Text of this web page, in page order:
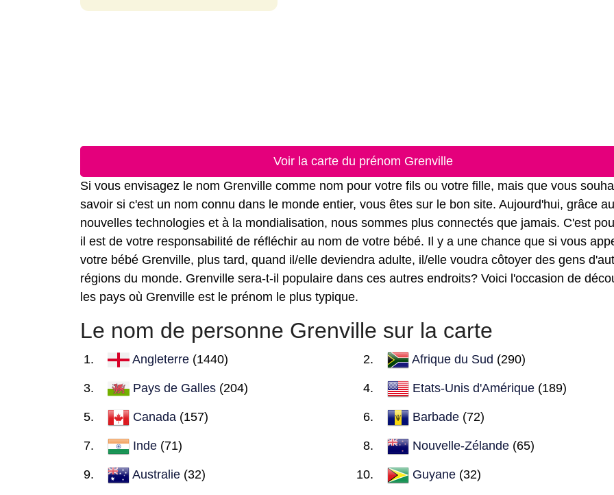
Voir la carte du prénom Grenville
Si vous envisagez le nom Grenville comme nom pour votre fils ou votre fille, mais que vous
savoir si c'est un nom connu dans le monde entier, vous êtes sur le bon site. Aujourd'hui, grâce
nouvelles technologies et à la mondialisation, nous sommes plus connectés que jamais. C'est
il est de votre responsabilité de réfléchir au nom de votre bébé. Il y a une chance que si vous
votre bébé Grenville, plus tard, quand il/elle deviendra adulte, il/elle voudra côtoyer des gens
régions du monde. Grenville sera-t-il populaire dans ces autres endroits? Voici l'occasion de
les pays où Grenville est le prénom le plus typique.
Le nom de personne Grenville sur la carte
Angleterre (1440) Afrique du Sud (290)
Pays de Galles (204) Etats-Unis d'Amérique(189)
Canada (157) Barbade(72)
Inde (71) Nouvelle-Zélande(65)
Australie (32) Guyane(32)